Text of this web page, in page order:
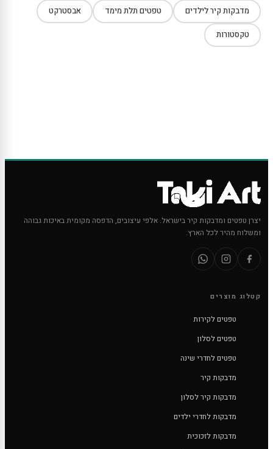
מדבקות קיר לילדים טפטים תלת מימד אבסטרקט
טקסטורות
יצרן טפטים ומדבקות קיר בישראל. אלפי עיצובים, הדפסה מקומית באיכות גבוהה
ומשלוח מהיר לכל הארץ.
קטלוג מוצרים
טפטים לקירות
טפטים לסלון
טפטים לחדרי שינה
מדבקות קיר
מדבקות קיר לסלון
מדבקות לחדרי ילדים
מדבקות לזכוכית